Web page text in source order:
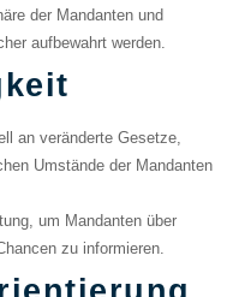
der Mandanten und
aufbewahrt werden.
an veränderte Gesetze,
Umstände der Mandanten
um Mandanten über
zu informieren.